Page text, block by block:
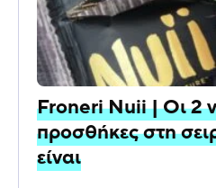
Froneri Nuii | Οι 2
προσθήκες στη
είναι